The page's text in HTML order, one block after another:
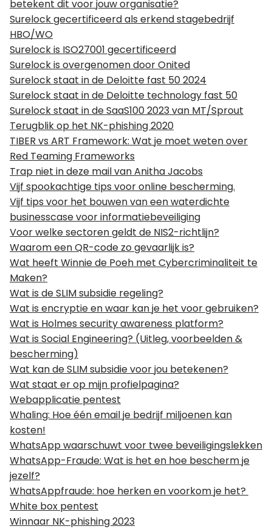
betekent dit voor jouw organisatie?
Surelock gecertificeerd als erkend stagebedrijf
HBO/WO
Surelock is ISO27001 gecertificeerd
Surelock is overgenomen door Onited
Surelock staat in de Deloitte fast 50 2024
Surelock staat in de Deloitte technology fast 50
Surelock staat in de SaaS100 2023 van MT/Sprout
Terugblik op het NK-phishing 2020
TIBER vs ART Framework: Wat je moet weten over
Red Teaming Frameworks
Trap niet in deze mail van Anitha Jacobs
Vijf spookachtige tips voor online bescherming.
Vijf tips voor het bouwen van een waterdichte
businesscase voor informatiebeveiliging
Voor welke sectoren geldt de NIS2-richtlijn?
Waarom een QR-code zo gevaarlijk is?
Wat heeft Winnie de Poeh met Cybercriminaliteit te
Maken?
Wat is de SLIM subsidie regeling?
Wat is encryptie en waar kan je het voor gebruiken?
Wat is Holmes security awareness platform?
Wat is Social Engineering? (Uitleg, voorbeelden &
bescherming)
Wat kan de SLIM subsidie voor jou betekenen?
Wat staat er op mijn profielpagina?
Webapplicatie pentest
Whaling: Hoe één email je bedrijf miljoenen kan
kosten!
WhatsApp waarschuwt voor twee beveiligingslekken
WhatsApp-Fraude: Wat is het en hoe bescherm je
jezelf?
WhatsAppfraude: hoe herken en voorkom je het?
White box pentest
Winnaar NK-phishing 2023